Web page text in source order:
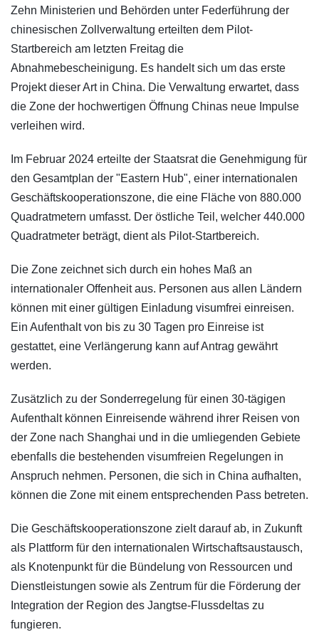
Zehn Ministerien und Behörden unter Federführung der
chinesischen Zollverwaltung erteilten dem Pilot-
Startbereich am letzten Freitag die
Abnahmebescheinigung. Es handelt sich um das erste
Projekt dieser Art in China. Die Verwaltung erwartet, dass
die Zone der hochwertigen Öffnung Chinas neue Impulse
verleihen wird.
Im Februar 2024 erteilte der Staatsrat die Genehmigung für
den Gesamtplan der "Eastern Hub", einer internationalen
Geschäftskooperationszone, die eine Fläche von 880.000
Quadratmetern umfasst. Der östliche Teil, welcher 440.000
Quadratmeter beträgt, dient als Pilot-Startbereich.
Die Zone zeichnet sich durch ein hohes Maß an
internationaler Offenheit aus. Personen aus allen Ländern
können mit einer gültigen Einladung visumfrei einreisen.
Ein Aufenthalt von bis zu 30 Tagen pro Einreise ist
gestattet, eine Verlängerung kann auf Antrag gewährt
werden.
Zusätzlich zu der Sonderregelung für einen 30-tägigen
Aufenthalt können Einreisende während ihrer Reisen von
der Zone nach Shanghai und in die umliegenden Gebiete
ebenfalls die bestehenden visumfreien Regelungen in
Anspruch nehmen. Personen, die sich in China aufhalten,
können die Zone mit einem entsprechenden Pass betreten.
Die Geschäftskooperationszone zielt darauf ab, in Zukunft
als Plattform für den internationalen Wirtschaftsaustausch,
als Knotenpunkt für die Bündelung von Ressourcen und
Dienstleistungen sowie als Zentrum für die Förderung der
Integration der Region des Jangtse-Flussdeltas zu
fungieren.